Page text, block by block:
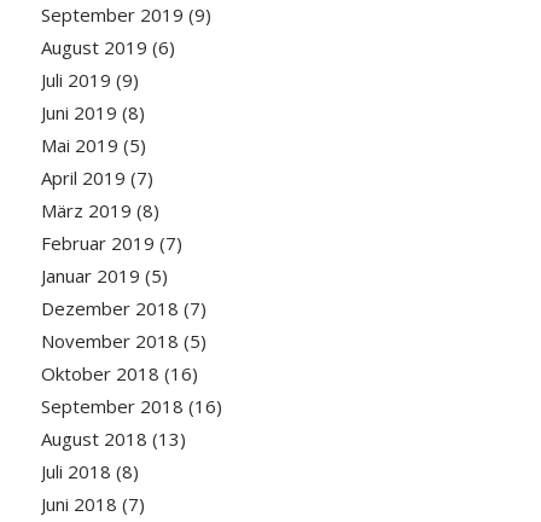
September 2019 (9)
August 2019 (6)
Juli 2019 (9)
Juni 2019 (8)
Mai 2019 (5)
April 2019 (7)
März 2019 (8)
Februar 2019 (7)
Januar 2019 (5)
Dezember 2018 (7)
November 2018 (5)
Oktober 2018 (16)
September 2018 (16)
August 2018 (13)
Juli 2018 (8)
Juni 2018 (7)